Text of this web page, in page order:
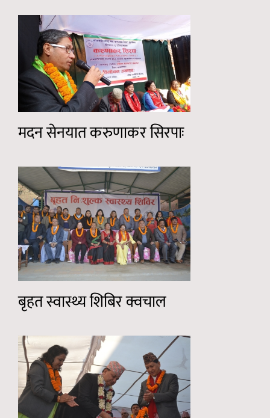
मदन सेनयात करुणाकर सिरपाः
बृहत स्वास्थ्य शिबिर क्वचाल